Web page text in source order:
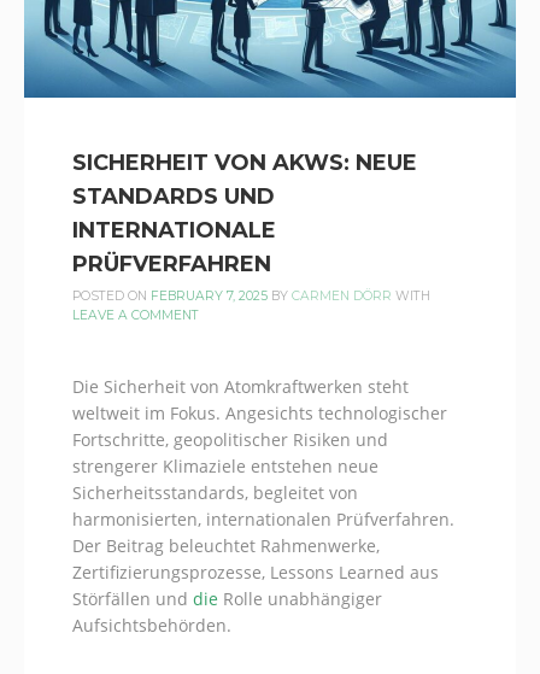
SICHERHEIT VON AKWS: NEUE
STANDARDS UND
INTERNATIONALE
PRÜFVERFAHREN
POSTED ON FEBRUARY 7, 2025 BY CARMEN DÖRR WITH
LEAVE A COMMENT
Die Sicherheit von Atomkraftwerken steht
weltweit im Fokus. Angesichts technologischer
Fortschritte, geopolitischer Risiken und
strengerer Klimaziele entstehen neue
Sicherheitsstandards, begleitet von
harmonisierten, internationalen Prüfverfahren.
Der Beitrag beleuchtet Rahmenwerke,
Zertifizierungsprozesse, Lessons Learned aus
Störfällen und die Rolle unabhängiger
Aufsichtsbehörden.